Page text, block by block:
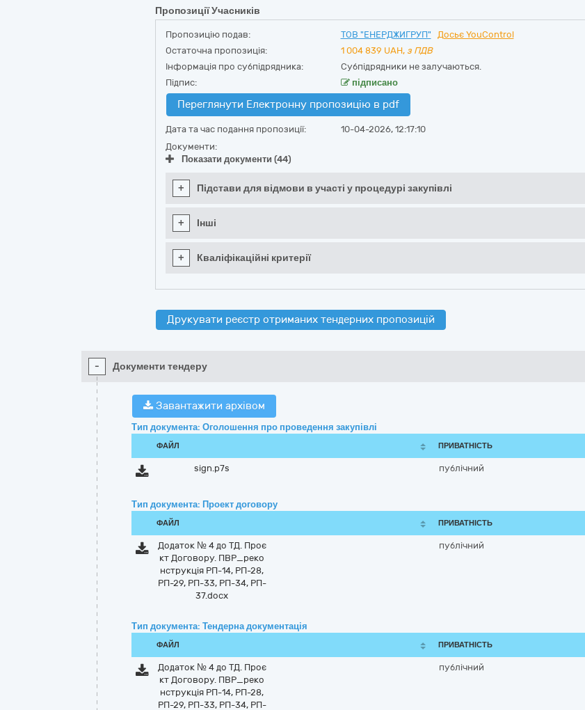
Пропозиції Учасників
Пропозицію подав: ТОВ "ЕНЕРДЖИГРУП"
Досьє YouControl
Остаточна пропозиція:
1 004 839 UAH, з ПДВ
Інформація про субпідрядника:
Субпідрядники не залучаються.
Підпис:
підписано
Переглянути Електронну пропозицію в pdf
Дата та час подання пропозиції:
10-04-2026, 12:17:10
Документи:
Показати документи (44)
+ Підстави для відмови в участі у процедурі закупівлі
+ Інші
+ Кваліфікаційні критерії
Друкувати реєстр отриманих тендерних пропозицій
- Документи тендеру
Завантажити архівом
Тип документа: Оголошення про проведення закупівлі
ФАЙЛ ПРИВАТНІСТЬ
sign.p7s публічний
Тип документа: Проект договору
ФАЙЛ ПРИВАТНІСТЬ
Додаток № 4 до ТД. Проє
кт Договору. ПВР_реко
нструкція РП-14, РП-28,
РП-29, РП-33, РП-34, РП-
37.docx
публічний
Тип документа: Тендерна документація
ФАЙЛ ПРИВАТНІСТЬ
Додаток № 4 до ТД. Проє
кт Договору. ПВР_реко
нструкція РП-14, РП-28,
РП-29, РП-33, РП-34, РП-
публічний